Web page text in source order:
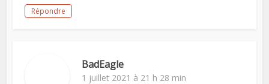
Répondre
BadEagle
1 juillet 2021 à 21 h 28 min